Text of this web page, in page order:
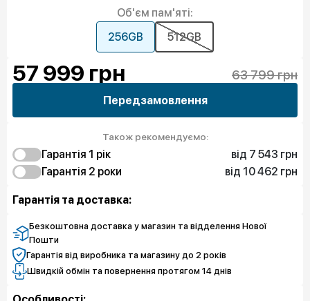
Об'єм пам'яті:
256GB
512GB
57 999 грн 63 799 грн
Передзамовлення
Також рекомендуємо:
Гарантія 1 рік
від 7 543 грн
Експрес заміна
7 543 грн
Гарантія 2 роки
від 10 462 грн
Захист екрану
Гарантія та доставка:
Безкоштовна доставка у магазин та відделення Нової
Пошти
Гарантія від виробника та магазину до 2 років
Швидкій обмін та повернення протягом 14 днів